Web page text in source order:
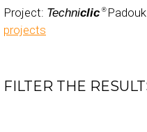
Project: Techniclic ®Padouk
projects
FILTER THE